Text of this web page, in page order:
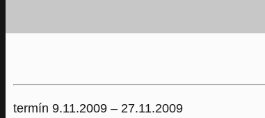
termín 9.11.2009 – 27.11.2009